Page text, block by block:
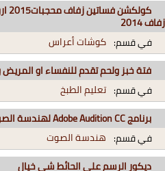
زفاف 2014
في قسم: كوشات أعراس
فتة خبز ولحم تقدم للنفساء او
في قسم: تعليم الطبخ
برنامج Adobe Audition CC لهندسة الصوت
في قسم: هندسة الصوت
ديكور الرسم على الحائط شي خيال